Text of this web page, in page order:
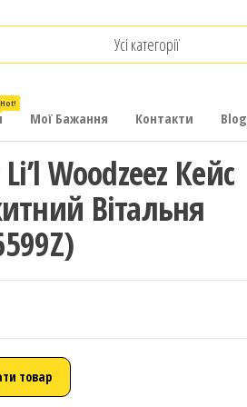
Hot!
Мої Бажання Контакти Blog
Woodzeez Кейс
Вітальня
товар